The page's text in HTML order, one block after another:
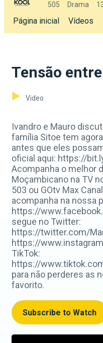
505 Drama
Página inicial Vídeos
Tensão
Video
Ivandro e Mauro
família Sitoe tem
antes que eles
oficial aqui: https://
Acompanha o melhor
Moçambicano na TV
503 ou GOtv Max
acompanha na nossa
https://
segue no Twitter:
https://twitter.com/
https://
TikTok:
https://
para não perderes as
favorito.
Subscribe to Watch